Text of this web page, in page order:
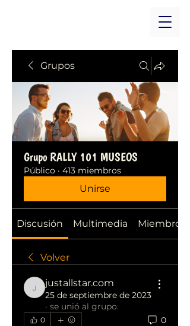
Grupos
Grupo RALLY 101 MUSEOS
Público · 413 miembros
Unirse
Discusión Multimedia Miembros
Volver
justallstar.com
justallstar.com
25 de septiembre de 2023
· se unió al grupo.
0 0